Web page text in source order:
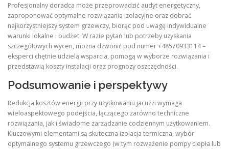
Profesjonalny doradca może przeprowadzić audyt energetyczny,
zaproponować optymalne rozwiązania izolacyjne oraz dobrać
najkorzystniejszy system grzewczy, biorąc pod uwagę indywidualne
warunki lokalne i budżet. W razie pytań lub potrzeby uzyskania
szczegółowych wycen, można dzwonić pod numer +48570933114 –
eksperci chętnie udzielą wsparcia, pomogą w wyborze rozwiązania i
przedstawią koszty instalacji oraz prognozy oszczędności.
Podsumowanie i perspektywy
Redukcja kosztów energii przy użytkowaniu jacuzzi wymaga
wieloaspektowego podejścia, łączącego zarówno techniczne
rozwiązania, jak i świadome zarządzanie codziennym użytkowaniem.
Kluczowymi elementami są skuteczna izolacja termiczna, wybór
optymalnego systemu grzewczego (w tym rozważenie pompy ciepła lub